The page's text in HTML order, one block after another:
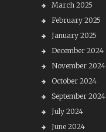
March 2025
February 2025
January 2025
December 2024
November 2024
October 2024
September 2024
July 2024
June 2024